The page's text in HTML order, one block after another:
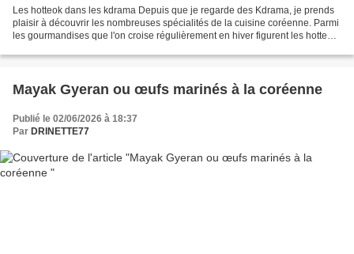
Les hotteok dans les kdrama Depuis que je regarde des Kdrama, je prends
plaisir à découvrir les nombreuses spécialités de la cuisine coréenne. Parmi
les gourmandises que l'on croise régulièrement en hiver figurent les hotteok,
Mayak Gyeran ou œufs marinés à la coréenne
Publié le 02/06/2026 à 18:37
Par DRINETTE77